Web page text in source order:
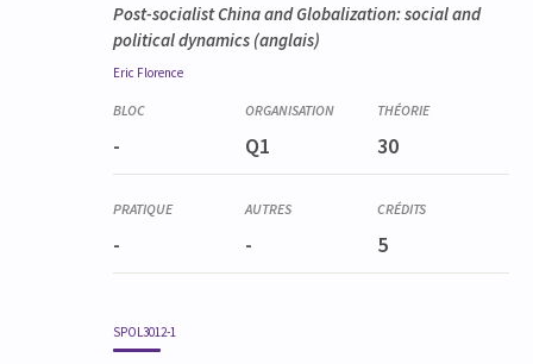
Post-socialist China and Globalization: social and
political dynamics (anglais)
Eric Florence
- Q1 30
- - 5
SPOL3012-1